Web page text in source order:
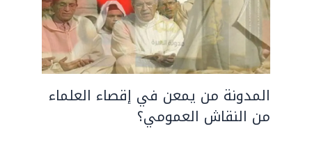
المدونة من يمعن في إقصاء العلماء
من النقاش العمومي؟